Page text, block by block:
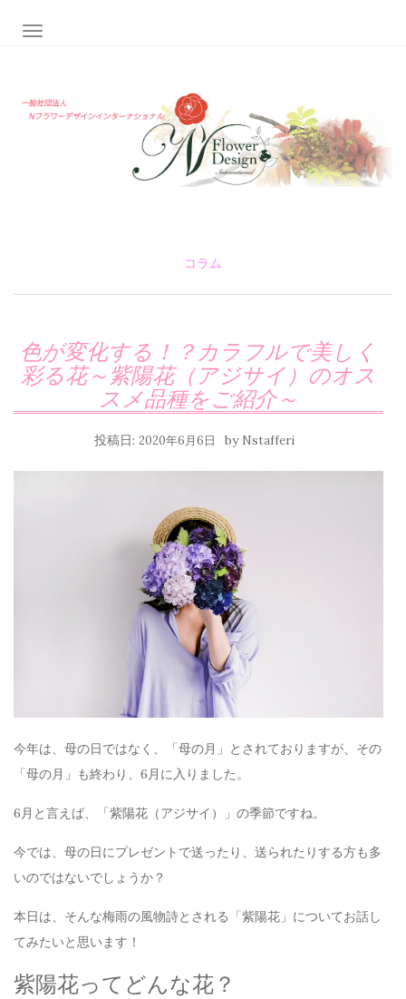
ナビゲーション切り替え
コラム
色が変化する！？カラフルで美しく
彩る花～紫陽花（アジサイ）のオス
スメ品種をご紹介～
投稿日: 2020年6月6日 by Nstafferi
今年は、母の日ではなく、「母の月」とされておりますが、その
「母の月」も終わり、6月に入りました。
6月と言えば、「紫陽花（アジサイ）」の季節ですね。
今では、母の日にプレゼントで送ったり、送られたりする方も多
いのではないでしょうか？
本日は、そんな梅雨の風物詩とされる「紫陽花」についてお話し
てみたいと思います！
紫陽花ってどんな花？